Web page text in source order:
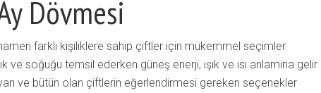
Dövmesi
farklı kişiliklere sahip çiftler için mükemmel seçimler
ve soğuğu temsil ederken güneş enerji, ışık ve ısı anlamına gelir.
ve bütün olan çiftlerin eğerlendirmesi gereken seçenekler